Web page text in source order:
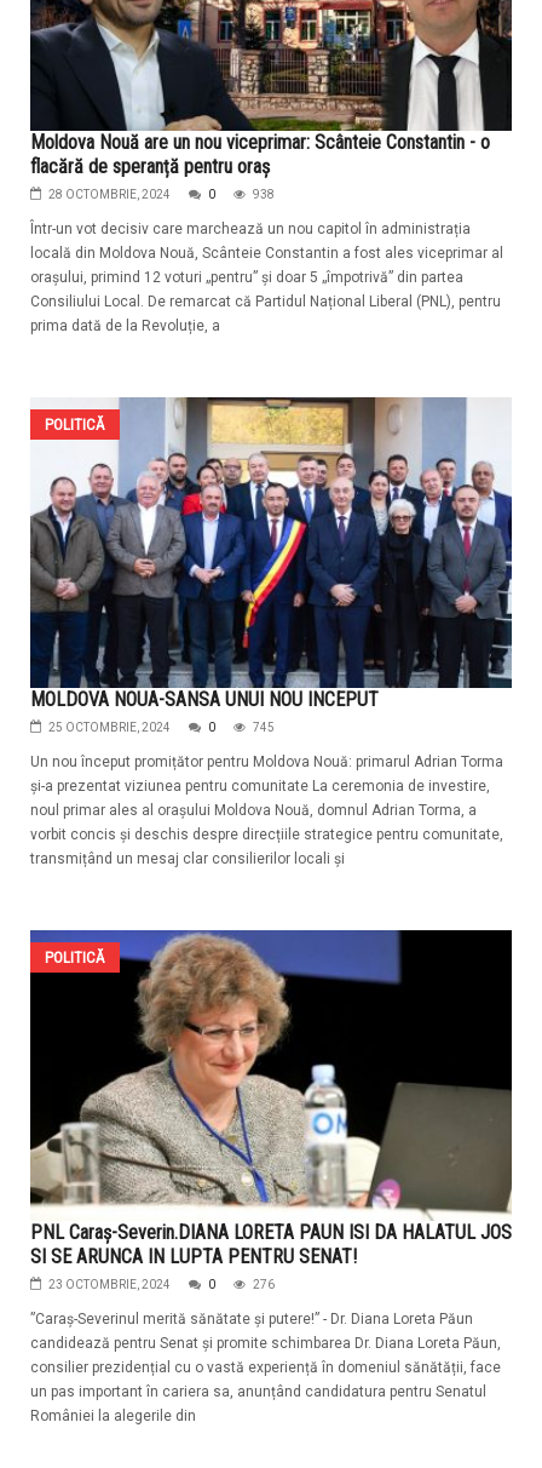
Moldova Nouă are un nou viceprimar: Scânteie Constantin - o
flacără de speranță pentru oraș
28 OCTOMBRIE, 2024 0 938
Într-un vot decisiv care marchează un nou capitol în administrația
locală din Moldova Nouă, Scânteie Constantin a fost ales viceprimar al
orașului, primind 12 voturi „pentru” și doar 5 „împotrivă” din partea
Consiliului Local. De remarcat că Partidul Național Liberal (PNL), pentru
prima dată de la Revoluție, a
POLITICĂ
MOLDOVA NOUA-SANSA UNUI NOU INCEPUT
25 OCTOMBRIE, 2024 0 745
Un nou început promițător pentru Moldova Nouă: primarul Adrian Torma
și-a prezentat viziunea pentru comunitate La ceremonia de investire,
noul primar ales al orașului Moldova Nouă, domnul Adrian Torma, a
vorbit concis și deschis despre direcțiile strategice pentru comunitate,
transmițând un mesaj clar consilierilor locali și
POLITICĂ
PNL Caraș-Severin.DIANA LORETA PAUN ISI DA HALATUL JOS
SI SE ARUNCA IN LUPTA PENTRU SENAT!
23 OCTOMBRIE, 2024 0 276
”Caraș-Severinul merită sănătate și putere!” - Dr. Diana Loreta Păun
candidează pentru Senat și promite schimbarea Dr. Diana Loreta Păun,
consilier prezidențial cu o vastă experiență în domeniul sănătății, face
un pas important în cariera sa, anunțând candidatura pentru Senatul
României la alegerile din